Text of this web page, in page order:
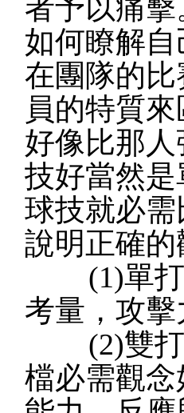
者予以痛擊
如何瞭解
在團隊的
員的特質
好像比那
技好當然
球技就必
說明正確的
(1)單打--
考量，攻
(2)雙打--
檔必需觀